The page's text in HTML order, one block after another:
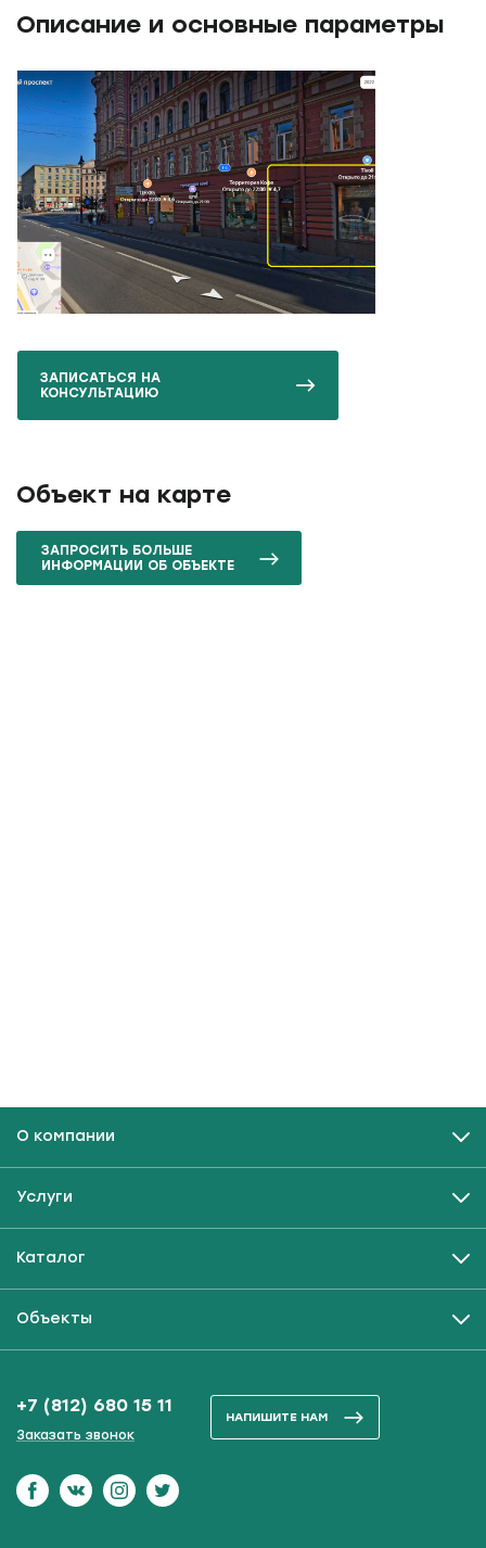
Описание и основные параметры
ЗАПИСАТЬСЯ НА
КОНСУЛЬТАЦИЮ
Объект на карте
ЗАПРОСИТЬ БОЛЬШЕ
ИНФОРМАЦИИ ОБ ОБЪЕКТЕ
О компании
Услуги
Каталог
Объекты
+7 (812) 680 15 11
Заказать звонок
НАПИШИТЕ НАМ
Наш Фейсбук
Наш Вконтакте
Наш инстаграм
Наш Твитер